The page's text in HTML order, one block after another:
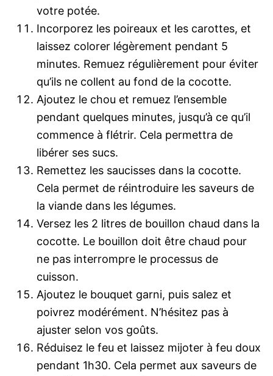
votre potée.
Incorporez les poireaux et les carottes, et
laissez colorer légèrement pendant 5
minutes. Remuez régulièrement pour éviter
qu’ils ne collent au fond de la cocotte.
Ajoutez le chou et remuez l’ensemble
pendant quelques minutes, jusqu’à ce qu’il
commence à flétrir. Cela permettra de
libérer ses sucs.
Remettez les saucisses dans la cocotte.
Cela permet de réintroduire les saveurs de
la viande dans les légumes.
Versez les 2 litres de bouillon chaud dans la
cocotte. Le bouillon doit être chaud pour
ne pas interrompre le processus de
cuisson.
Ajoutez le bouquet garni, puis salez et
poivrez modérément. N’hésitez pas à
ajuster selon vos goûts.
Réduisez le feu et laissez mijoter à feu doux
pendant 1h30. Cela permet aux saveurs de